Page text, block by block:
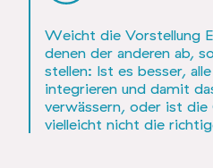
Weicht die Vorstellung
denen der anderen ab,
stellen: Ist es besser,
integrieren und damit
verwässern, oder ist die
vielleicht nicht die